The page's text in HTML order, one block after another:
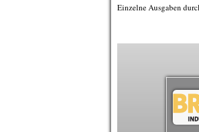
Einzelne Ausgaben